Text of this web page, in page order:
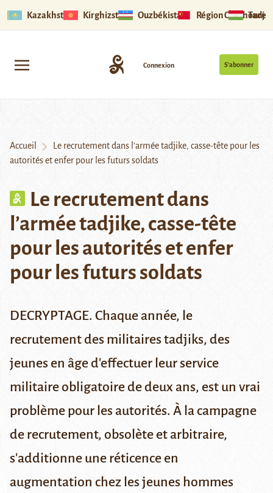
Kazakhstan Kirghizstan Ouzbékistan Région Ouïghoure
S’abonner
Connexion
Accueil
Le recrutement dans l’armée tadjike, casse-tête pour les
autorités et enfer pour les futurs soldats
Le recrutement dans
l’armée tadjike, casse-tête
pour les autorités et enfer
pour les futurs soldats
DECRYPTAGE. Chaque année, le
recrutement des militaires tadjiks, des
jeunes en âge d'effectuer leur service
militaire obligatoire de deux ans, est un vrai
problème pour les autorités. À la campagne
de recrutement, obsolète et arbitraire,
s'additionne une réticence en
augmentation chez les jeunes hommes